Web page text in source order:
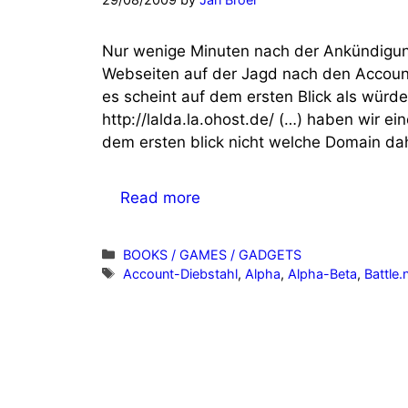
Nur wenige Minuten nach der
Webseiten auf der Jagd nach den
es scheint auf dem ersten Blick als
http://lalda.la.ohost.de/ (…) haben wir
dem ersten blick nicht welche Domain
Read more
Categories
BOOKS / GAMES / GADGETS
Tags
Account-Diebstahl,Alpha,Alpha-Beta,